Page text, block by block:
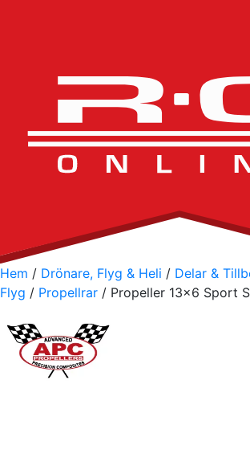
Hem / Drönare, Flyg & Heli / Delar &
Flyg / Propellrar / Propeller 13×6 Sport